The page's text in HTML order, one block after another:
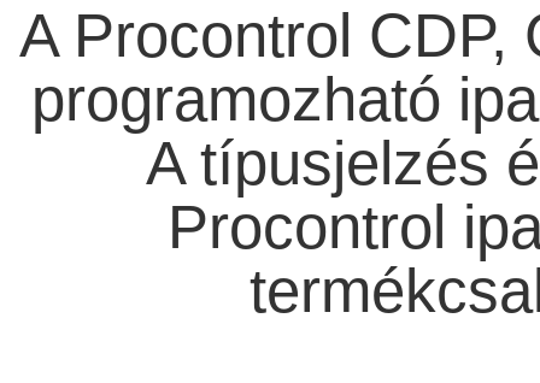
A Procontrol CDP,
programozható
A típusjelzés
Procontrol